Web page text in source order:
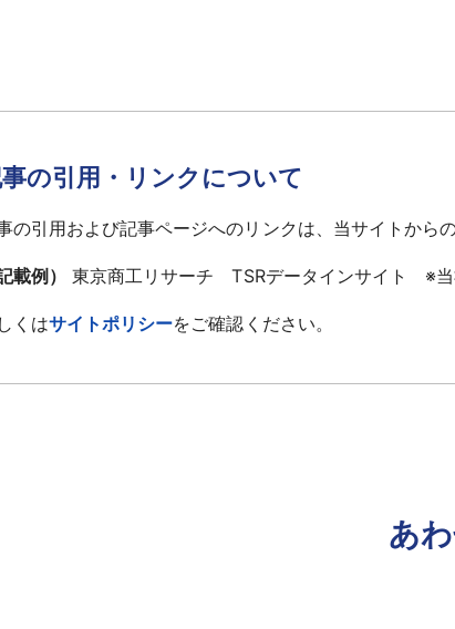
の引用・リンクについて
の引用および記事ページへのリンクは、当サイトから
載例） 東京商工リサーチ TSRデータインサイト ※当
くはサイトポリシーをご確認ください。
あ